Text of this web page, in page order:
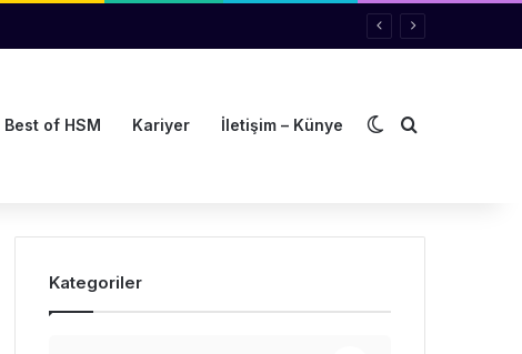
Best of HSM Kariyer İletişim – Künye Dış görünümü
Arama yap
Kategoriler